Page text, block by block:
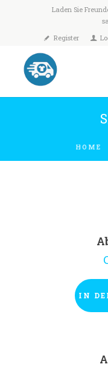
Laden Sie
Register
HOME
IN